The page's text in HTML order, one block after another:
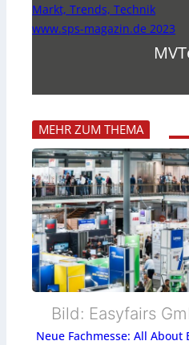
Markt, Trends, Technik
www.sps-magazin.de 2023
MEHR ZUM THEMA
Bild: Easyfairs
Neue Fachmesse: All About